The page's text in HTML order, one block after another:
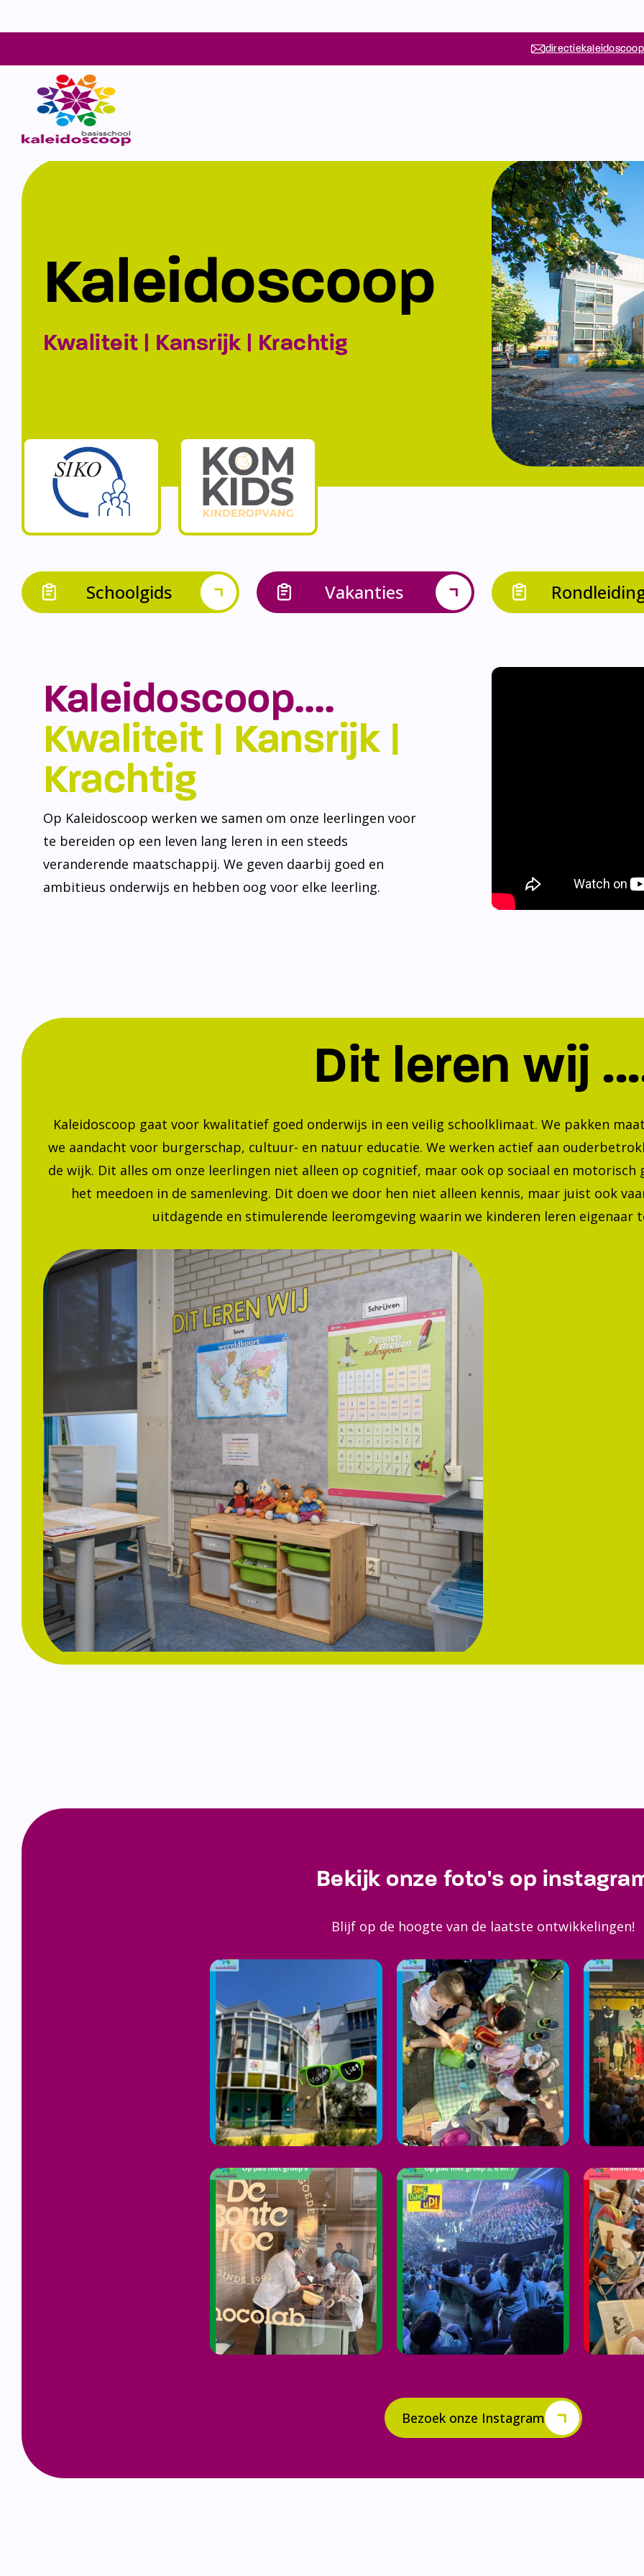
Kaleidoscoop
Kwaliteit | Kansrijk | Krachtig
Schoolgids Vakanties
Kaleidoscoop….
Kwaliteit | Kansrijk |
Krachtig
Op Kaleidoscoop werken we samen om onze leerlingen voor
te bereiden op een leven lang leren in een steeds
veranderende maatschappij. We geven daarbij goed en
ambitieus onderwijs en hebben oog voor elke leerling.
Dit leren wij
Kaleidoscoop gaat voor kwalitatief goed onderwijs in een veilig schoolklimaat. We pakken
we aandacht voor burgerschap, cultuur- en natuur educatie. We werken actief aan
de wijk. Dit alles om onze leerlingen niet alleen op cognitief, maar ook op sociaal en
het meedoen in de samenleving. Dit doen we door hen niet alleen kennis, maar juist ook
uitdagende en stimulerende leeromgeving waarin we kinderen leren eigenaar
Bekijk onze foto's op
Blijf op de hoogte van de laatste ontwikkelingen!
Bezoek onze Instagram